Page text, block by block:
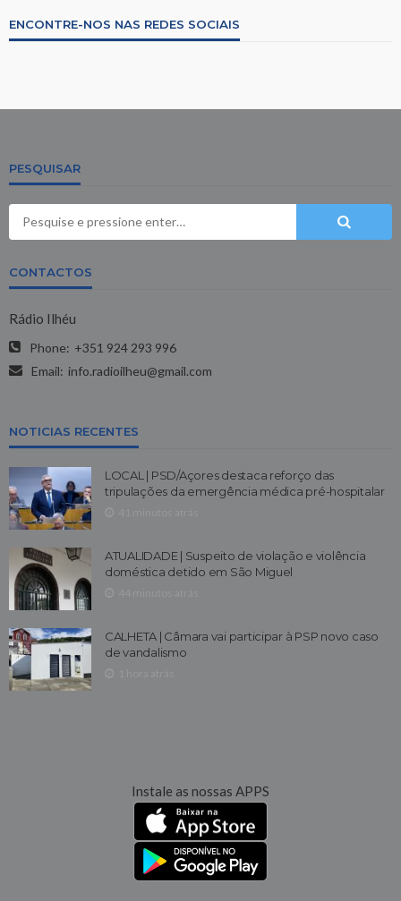
ENCONTRE-NOS NAS REDES SOCIAIS
PESQUISAR
CONTACTOS
Rádio Ilhéu
Phone: +351 924 293 996
Email: info.radioilheu@gmail.com
NOTICIAS RECENTES
LOCAL | PSD/Açores destaca reforço das
tripulações da emergência médica pré-hospitalar
ATUALIDADE | Suspeito de violação e violência
doméstica detido em São Miguel
CALHETA | Câmara vai participar à PSP novo caso
de vandalismo
Instale as nossas APPS